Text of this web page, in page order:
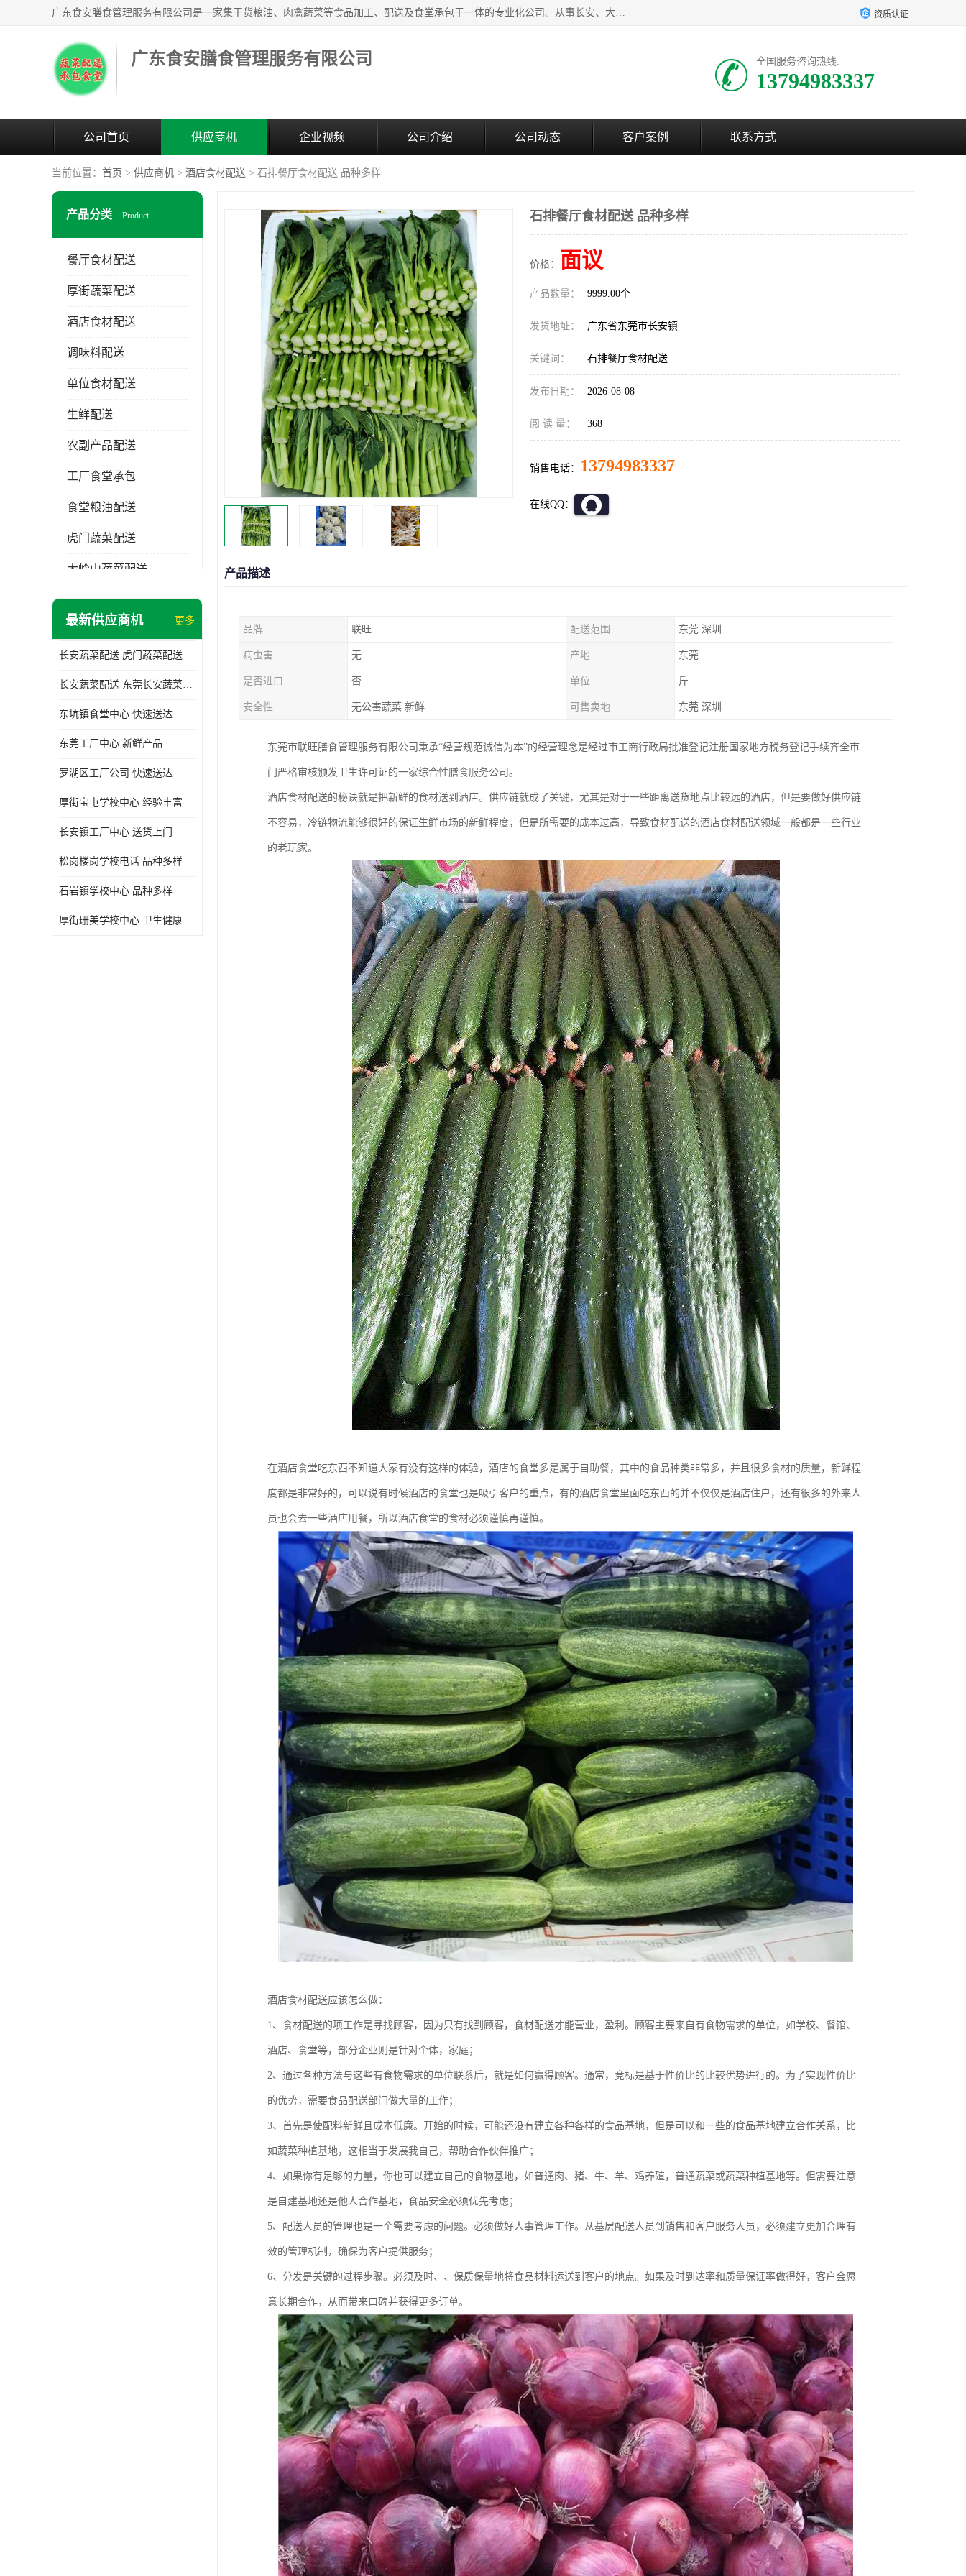
广东食安膳食管理服务有限公司是一家集干货粮油、肉禽蔬菜等食品加工、配送及食堂承包于一体的专业化公司。从事长安、大朗、大岭山、厚街、虎门等地区的蔬菜配送服务。 专业的服务队伍，以及完善的服务机制，经过多年的努力拼搏，赢得了广大客户的信赖和支持。 资质认证
广东食安膳食管理服务有限公司 全国服务咨询热线:
13794983337
公司首页 供应商机 企业视频 公司介绍 公司动态 客户案例 联系方式
当前位置： 首页 > 供应商机 > 酒店食材配送 > 石排餐厅食材配送 品种多样
产品分类 Product
餐厅食材配送
厚街蔬菜配送
酒店食材配送
调味料配送
单位食材配送
生鲜配送
农副产品配送
工厂食堂承包
食堂粮油配送
虎门蔬菜配送
大岭山蔬菜配送
长安蔬菜配送
最新供应商机 更多
长安蔬菜配送 虎门蔬菜配送 厚街蔬菜配送 大朗蔬菜配送
长安蔬菜配送 东莞长安蔬菜配送哪家好
东坑镇食堂中心 快速送达
东莞工厂中心 新鲜产品
罗湖区工厂公司 快速送达
厚街宝屯学校中心 经验丰富
长安镇工厂中心 送货上门
松岗楼岗学校电话 品种多样
石岩镇学校中心 品种多样
厚街珊美学校中心 卫生健康
石排餐厅食材配送 品种多样
价格： 面议
产品数量： 9999.00个
发货地址： 广东省东莞市长安镇
关键词： 石排餐厅食材配送
发布日期： 2026-08-08
阅 读 量： 368
销售电话： 13794983337
在线QQ：
产品描述
品牌 联旺 配送范围 东莞 深圳
病虫害 无 产地 东莞
是否进口 否 单位 斤
安全性 无公害蔬菜 新鲜 可售卖地 东莞 深圳
东莞市联旺膳食管理服务有限公司秉承“经营规范诚信为本”的经营理念是经过市工商行政局批准登记注册国家地方税务登记手续齐全市
门严格审核颁发卫生许可证的一家综合性膳食服务公司。
酒店食材配送的秘诀就是把新鲜的食材送到酒店。供应链就成了关键，尤其是对于一些距离送货地点比较远的酒店，但是要做好供应链
不容易，冷链物流能够很好的保证生鲜市场的新鲜程度，但是所需要的成本过高，导致食材配送的酒店食材配送领域一般都是一些行业
的老玩家。
在酒店食堂吃东西不知道大家有没有这样的体验，酒店的食堂多是属于自助餐，其中的食品种类非常多，并且很多食材的质量，新鲜程
度都是非常好的，可以说有时候酒店的食堂也是吸引客户的重点，有的酒店食堂里面吃东西的并不仅仅是酒店住户，还有很多的外来人
员也会去一些酒店用餐，所以酒店食堂的食材必须谨慎再谨慎。
酒店食材配送应该怎么做：
1、食材配送的项工作是寻找顾客，因为只有找到顾客，食材配送才能营业，盈利。顾客主要来自有食物需求的单位，如学校、餐馆、
酒店、食堂等，部分企业则是针对个体，家庭；
2、通过各种方法与这些有食物需求的单位联系后，就是如何赢得顾客。通常，竞标是基于性价比的比较优势进行的。为了实现性价比
的优势，需要食品配送部门做大量的工作；
3、首先是使配料新鲜且成本低廉。开始的时候，可能还没有建立各种各样的食品基地，但是可以和一些的食品基地建立合作关系，比
如蔬菜种植基地，这相当于发展我自己，帮助合作伙伴推广；
4、如果你有足够的力量，你也可以建立自己的食物基地，如普通肉、猪、牛、羊、鸡养殖，普通蔬菜或蔬菜种植基地等。但需要注意
是自建基地还是他人合作基地，食品安全必须优先考虑；
5、配送人员的管理也是一个需要考虑的问题。必须做好人事管理工作。从基层配送人员到销售和客户服务人员，必须建立更加合理有
效的管理机制，确保为客户提供服务；
6、分发是关键的过程步骤。必须及时、、保质保量地将食品材料运送到客户的地点。如果及时到达率和质量保证率做得好，客户会愿
意长期合作，从而带来口碑并获得更多订单。